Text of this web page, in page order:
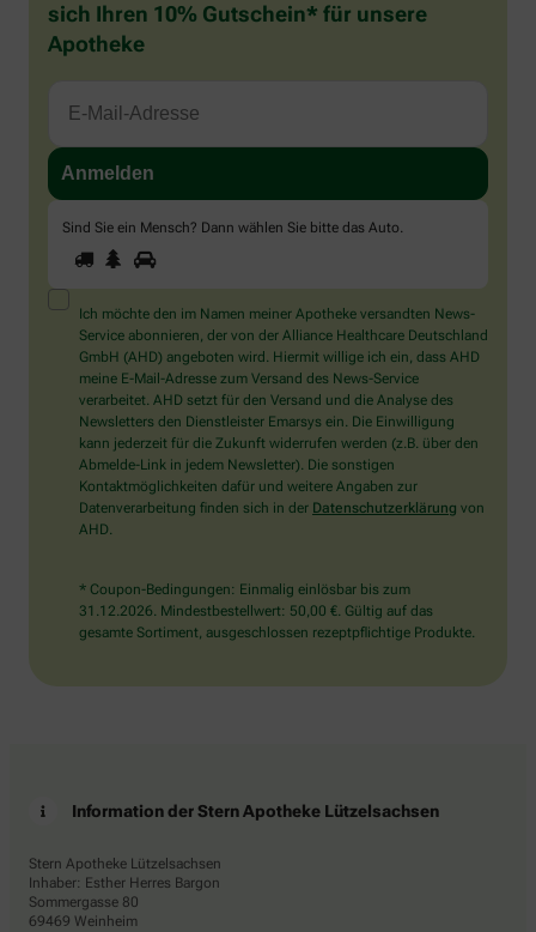
sich Ihren 10% Gutschein* für unsere
Apotheke
Sind Sie ein Mensch? Dann wählen Sie bitte das Auto.
Sind
Sie
ein
Mensch?
Dann
wählen
Sie
bitte
das
Auto.
1 2
Ich möchte den im Namen meiner Apotheke versandten News-
Service abonnieren, der von der Alliance Healthcare Deutschland
GmbH (AHD) angeboten wird. Hiermit willige ich ein, dass AHD
meine E-Mail-Adresse zum Versand des News-Service
verarbeitet. AHD setzt für den Versand und die Analyse des
Newsletters den Dienstleister Emarsys ein. Die Einwilligung
kann jederzeit für die Zukunft widerrufen werden (z.B. über den
Abmelde-Link in jedem Newsletter). Die sonstigen
Kontaktmöglichkeiten dafür und weitere Angaben zur
Datenverarbeitung finden sich in der Datenschutzerklärung von
AHD.
* Coupon-Bedingungen: Einmalig einlösbar bis zum
31.12.2026. Mindestbestellwert: 50,00 €. Gültig auf das
gesamte Sortiment, ausgeschlossen rezeptpflichtige Produkte.
Information der Stern Apotheke Lützelsachsen
Stern Apotheke Lützelsachsen
Inhaber: Esther Herres Bargon
Sommergasse 80
69469 Weinheim